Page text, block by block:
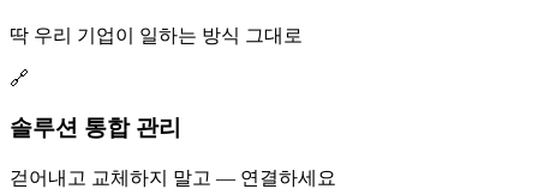
딱 우리 기업이 일하는 방식 그대로
🔗
솔루션 통합 관리
걷어내고 교체하지 말고 — 연결하세요